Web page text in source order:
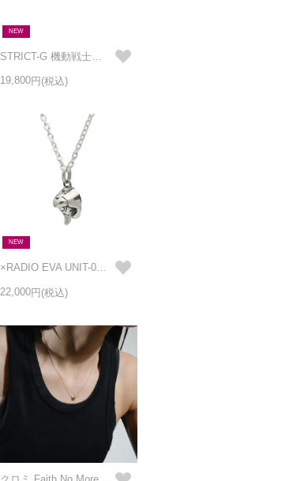
NEW
STRICT-G 機動戦士ガンダム ガンダムハンマー 3巻きブレスレット & ネックレス BRASS
19,800
NEW
×RADIO EVA UNIT-00（零号機） フェイス ネックレス
22,000